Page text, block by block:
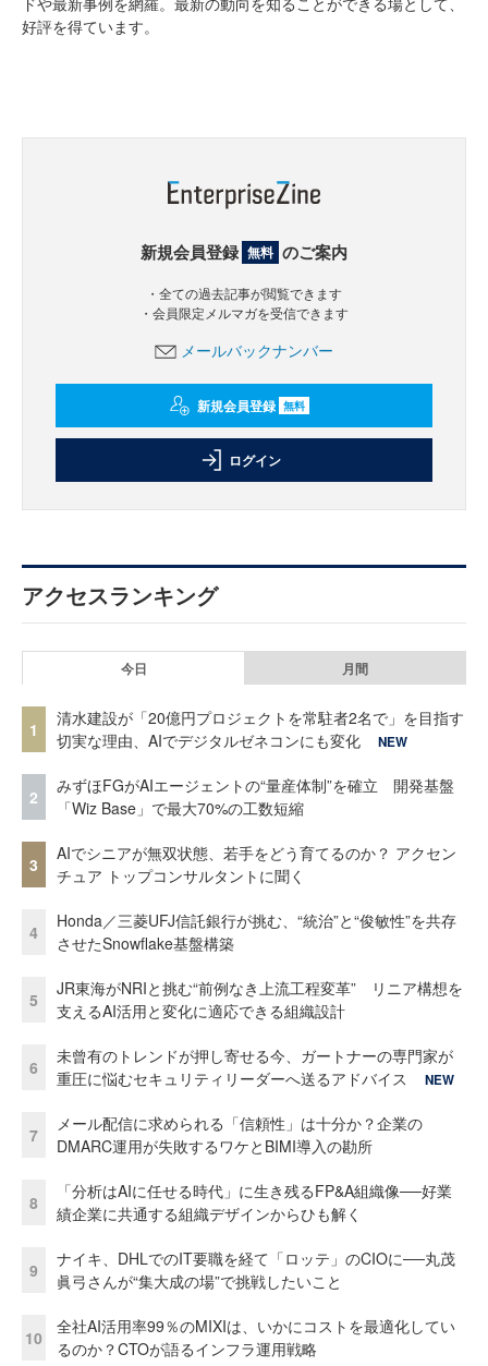
好評を得ています。
新規会員登録 無料 のご案内
・全ての過去記事が閲覧できます
・会員限定メルマガを受信できます
メールバックナンバー
新規会員登録 無料
ログイン
アクセスランキング
今日 月間
1
清水建設が「20億円プロジェクトを常駐者2名で」を目指す
切実な理由、AIでデジタルゼネコンにも変化
NEW
2
みずほFGがAIエージェントの“量産体制”を確立 開発基盤
「Wiz Base」で最大70%の工数短縮
3
AIでシニアが無双状態、若手をどう育てるのか？ アクセン
チュア トップコンサルタントに聞く
4
Honda／三菱UFJ信託銀行が挑む、“統治”と“俊敏性”を共存
させたSnowflake基盤構築
5
JR東海がNRIと挑む“前例なき上流工程変革” リニア構想を
支えるAI活用と変化に適応できる組織設計
6
未曾有のトレンドが押し寄せる今、ガートナーの専門家が
重圧に悩むセキュリティリーダーへ送るアドバイス
NEW
7
メール配信に求められる「信頼性」は十分か？企業の
DMARC運用が失敗するワケとBIMI導入の勘所
8
「分析はAIに任せる時代」に生き残るFP&A組織像──好業
績企業に共通する組織デザインからひも解く
9
ナイキ、DHLでのIT要職を経て「ロッテ」のCIOに──丸茂
眞弓さんが“集大成の場”で挑戦したいこと
10
全社AI活用率99％のMIXIは、いかにコストを最適化してい
るのか？CTOが語るインフラ運用戦略